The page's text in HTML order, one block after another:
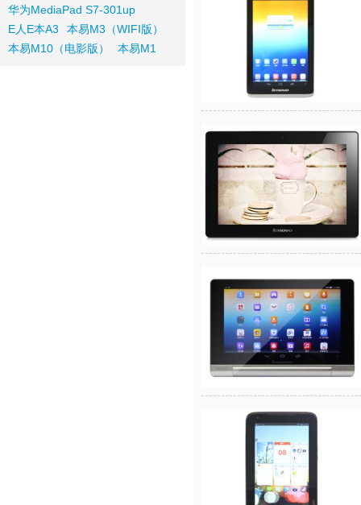
华为MediaPad S7-301up
E人E本A3
本易M3（WIFI版）
本易M10（电影版）
本易M1